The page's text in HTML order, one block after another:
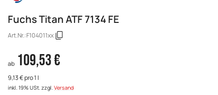
Fuchs Titan ATF 7134 FE
Art.Nr.:F104011xx
ab 109,53 €
9,13 € pro 1 l
inkl. 19% USt. zzgl. Versand